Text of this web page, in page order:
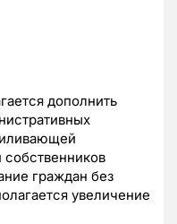
дополнить
собственников
граждан без
увеличение